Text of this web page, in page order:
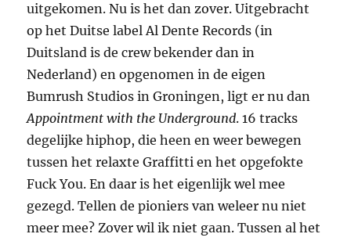
uitgekomen. Nu is het dan zover. Uitgebracht
op het Duitse label Al Dente Records (in
Duitsland is de crew bekender dan in
Nederland) en opgenomen in de eigen
Bumrush Studios in Groningen, ligt er nu dan
Appointment with the Underground. 16 tracks
degelijke hiphop, die heen en weer bewegen
tussen het relaxte Graffitti en het opgefokte
Fuck You. En daar is het eigenlijk wel mee
gezegd. Tellen de pioniers van weleer nu niet
meer mee? Zover wil ik niet gaan. Tussen al het